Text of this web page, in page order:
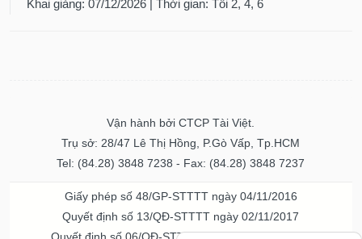
Trụ sở: 28/47 Lê Thị Hồng, P.Gò Vấp, Tp.HCM
Tel: (84.28) 3848 7238 - Fax: (84.28) 3848 7237
Quyết định số 13/QĐ-STTTT ngày 02/11/2017
Quyết định số 06/QĐ-STTTT-ICP ngày 20/07/2023